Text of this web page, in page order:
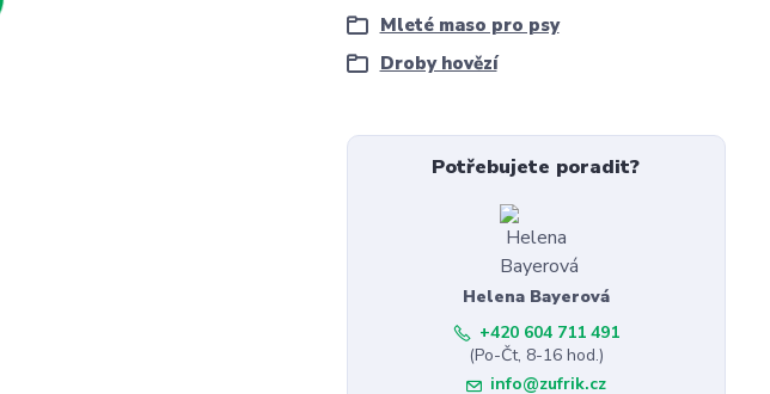
Mleté maso pro psy
Droby hovězí
Potřebujete poradit?
Helena Bayerová
+420 604 711 491
(Po-Čt, 8-16 hod.)
info@zufrik.cz